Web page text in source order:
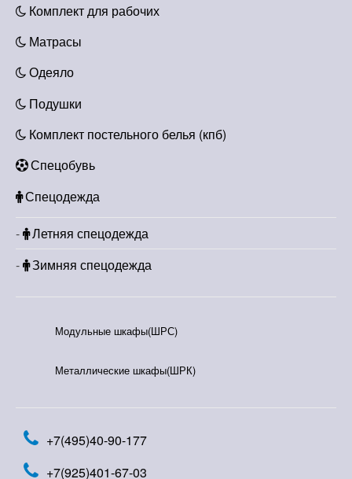
Комплект для рабочих
Матрасы
Одеяло
Подушки
Комплект постельного белья (кпб)
Спецобувь
Спецодежда
Летняя спецодежда
Зимняя спецодежда
Модульные шкафы(ШРС)
Металлические шкафы(ШРК)
+7(495)40-90-177
+7(925)401-67-03